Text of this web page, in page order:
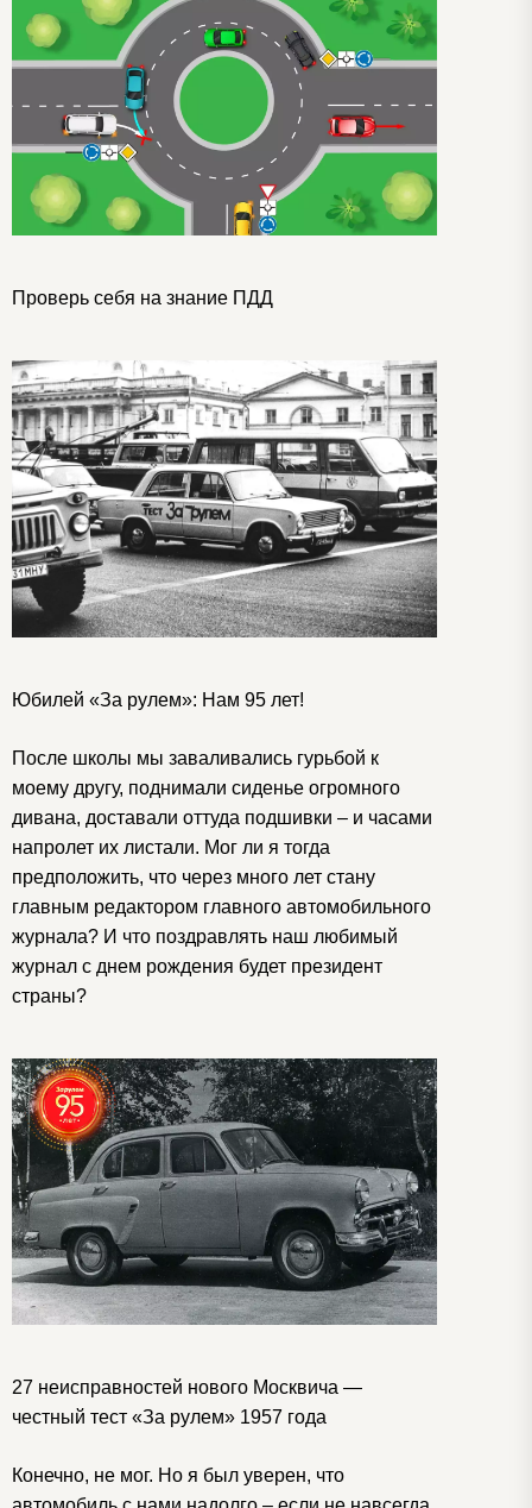
Проверь себя на знание ПДД
Юбилей «За рулем»: Нам 95 лет!
После школы мы заваливались гурьбой к
моему другу, поднимали сиденье огромного
дивана, доставали оттуда подшивки – и часами
напролет их листали. Мог ли я тогда
предположить, что через много лет стану
главным редактором главного автомобильного
журнала? И что поздравлять наш любимый
журнал с днем рождения будет президент
страны?
27 неисправностей нового Москвича —
честный тест «За рулем» 1957 года
Конечно, не мог. Но я был уверен, что